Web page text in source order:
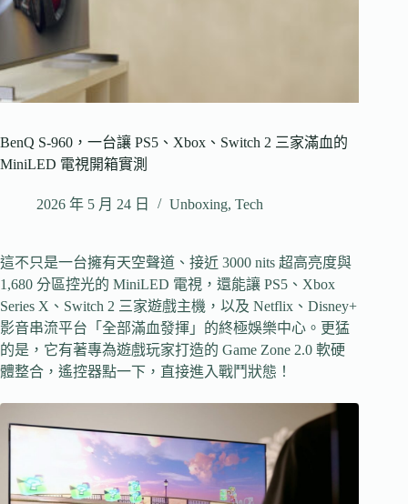
BenQ S-960，一台讓 PS5、Xbox、Switch 2 三家滿血的
MiniLED 電視開箱實測
2026 年 5 月 24 日 Unboxing, Tech
這不只是一台擁有天空聲道、接近 3000 nits 超高亮度與
1,680 分區控光的 MiniLED 電視，還能讓 PS5、Xbox
Series X、Switch 2 三家遊戲主機，以及 Netflix、Disney+
影音串流平台「全部滿血發揮」的終極娛樂中心。更猛
的是，它有著專為遊戲玩家打造的 Game Zone 2.0 軟硬
體整合，遙控器點一下，直接進入戰鬥狀態！